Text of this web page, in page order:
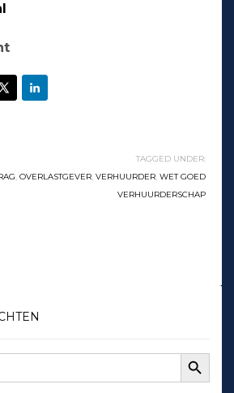
TAGGED UNDER:
, OVERLASTGEVER, VERHUURDER, WET GOED
VERHUURDERSCHAP
Zoekknop